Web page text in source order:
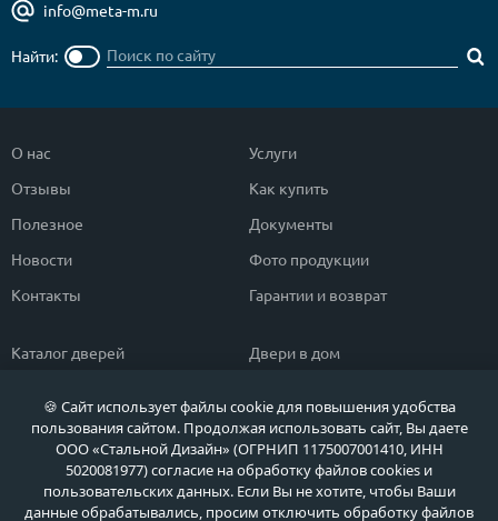
info@meta-m.ru
Найти:
О нас
Отзывы
Полезное
Новости
Контакты
Услуги
Как купить
Документы
Фото продукции
Гарантии и возврат
Каталог дверей
Популярные двери
Быстрый подбор двери
Двери класса ЭКОНОМ
Двери в дом
Двери в квартиру
Тамбурные двери
Противопожарные двери
🍪 Сайт использует файлы cookie для повышения удобства
пользования сайтом. Продолжая использовать сайт, Вы даете
ООО «Стальной Дизайн» (ОГРНИП 1175007001410, ИНН
5020081977) согласие на обработку файлов cookies и
пользовательских данных. Если Вы не хотите, чтобы Ваши
данные обрабатывались, просим отключить обработку файлов